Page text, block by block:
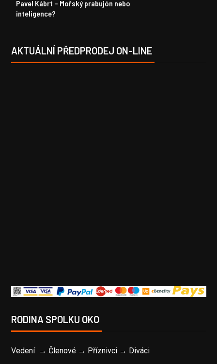
Pavel Kábrt – Mořský prabujón nebo
inteligence?
AKTUÁLNÍ PŘEDPRODEJ ON-LINE
RODINA SPOLKU OKO
Vedení → Členové → Příznivci → Diváci